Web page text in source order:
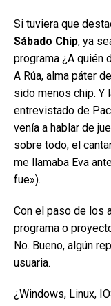
Si tuviera que
Sábado Chip, ya
programa ¿A quién
A Rúa, alma páter
sido menos chip. Y
entrevistado de
venía a hablar de
sobre todo, el
me llamaba Eva
fue»).
Con el paso de los
programa o
No. Bueno, algún
usuaria.
¿Windows, Linux,